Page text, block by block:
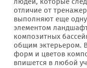
отличие от
выполняют еще
элементом
композитных
общим эктерьером.
форм и цветов
впишется в любой